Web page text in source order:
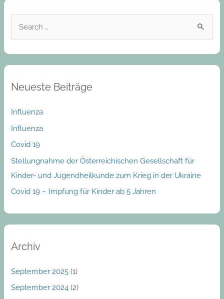
c
f
o
r
:
Neueste Beiträge
Influenza
Influenza
Covid 19
Stellungnahme der Österreichischen Gesellschaft für
Kinder- und Jugendheilkunde zum Krieg in der Ukraine
Covid 19 – Impfung für Kinder ab 5 Jahren
Archiv
September 2025 (1)
September 2024 (2)